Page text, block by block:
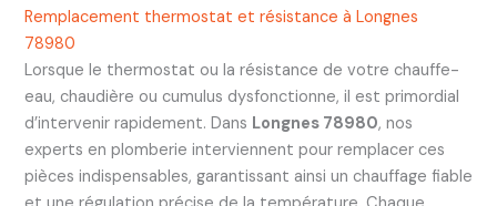
Remplacement thermostat et résistance à Longnes
78980
Lorsque le thermostat ou la résistance de votre chauffe-
eau, chaudière ou cumulus dysfonctionne, il est primordial
d’intervenir rapidement. Dans Longnes 78980, nos
experts en plomberie interviennent pour remplacer ces
pièces indispensables, garantissant ainsi un chauffage fiable